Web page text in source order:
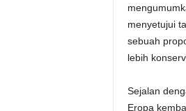
menyetujui
sebuah
lebih
Sejalan
Eropa